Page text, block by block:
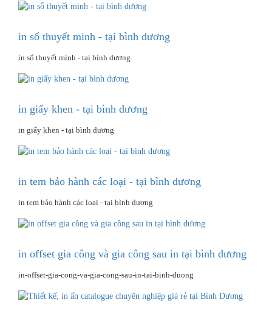
in sổ thuyết minh - tại bình dương
in sổ thuyết minh - tại bình dương
in giấy khen - tại bình dương
in giấy khen - tại bình dương
in tem bảo hành các loại - tại bình dương
in tem bảo hành các loại - tại bình dương
in offset gia công và gia công sau in tại bình dương
in-offset-gia-cong-va-gia-cong-sau-in-tai-binh-duong